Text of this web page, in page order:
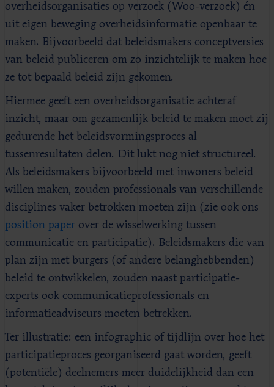
overheidsorganisaties op verzoek (Woo-verzoek) én
uit eigen beweging overheidsinformatie openbaar te
maken. Bijvoorbeeld dat beleidsmakers conceptversies
van beleid publiceren om zo inzichtelijk te maken hoe
ze tot bepaald beleid zijn gekomen.
Hiermee geeft een overheidsorganisatie achteraf
inzicht, maar om gezamenlijk beleid te maken moet zij
gedurende het beleidsvormingsproces al
tussenresultaten delen. Dit lukt nog niet structureel.
Als beleidsmakers bijvoorbeeld met inwoners beleid
willen maken, zouden professionals van verschillende
disciplines vaker betrokken moeten zijn (zie ook ons
position paper over de wisselwerking tussen
communicatie en participatie). Beleidsmakers die van
plan zijn met burgers (of andere belanghebbenden)
beleid te ontwikkelen, zouden naast participatie-
experts ook communicatieprofessionals en
informatieadviseurs moeten betrekken.
Ter illustratie: een infographic of tijdlijn over hoe het
participatieproces georganiseerd gaat worden, geeft
(potentiële) deelnemers meer duidelijkheid dan een